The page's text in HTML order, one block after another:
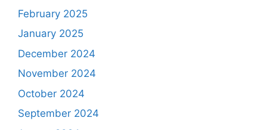
February 2025
January 2025
December 2024
November 2024
October 2024
September 2024